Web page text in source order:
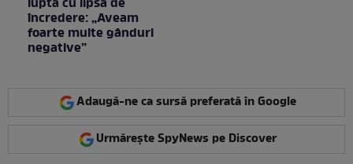
încredere: „Aveam
foarte multe gânduri
negative”
Adaugă-ne ca sursă preferată în Google
Urmărește SpyNews pe Discover